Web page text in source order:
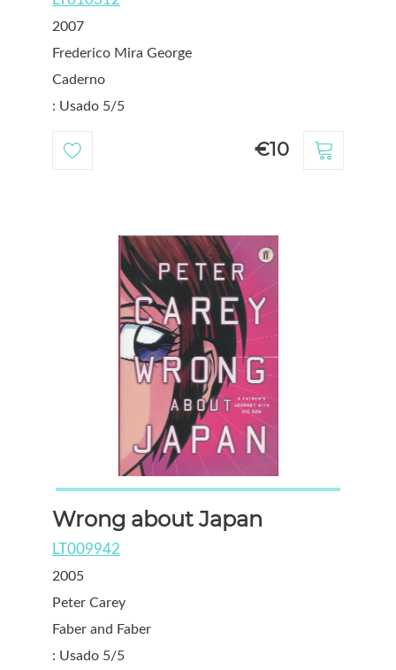
2007
Frederico Mira George
Caderno
: Usado 5/5
€10
Wrong about Japan
LT009942
2005
Peter Carey
Faber and Faber
: Usado 5/5